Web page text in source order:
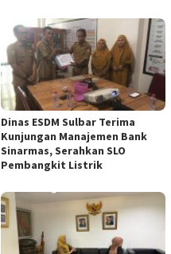
Dinas ESDM Sulbar Terima
Kunjungan Manajemen Bank
Sinarmas, Serahkan SLO
Pembangkit Listrik